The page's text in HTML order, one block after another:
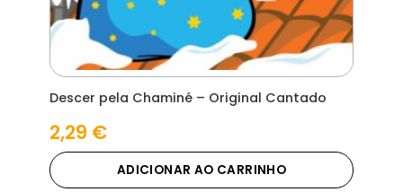
Descer pela Chaminé – Original Cantado
2,29 €
ADICIONAR AO CARRINHO